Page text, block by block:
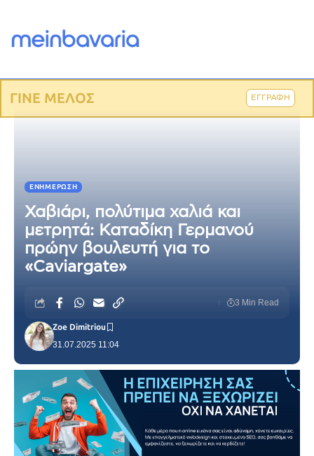
ΓΙΝΕ ΜΕΛΟΣ ΕΓΓΡΑΦΗ
ΕΝΗΜΈΡΩΣΗ
Χαβιάρι, πολύτιμα χαλιά και
μετρητά: Καταδίκη Γερμανού
πρώην βουλευτή για το
«Caviargate»
31.07.2025 11:04
Zoe Dimitriou
3 Min Read